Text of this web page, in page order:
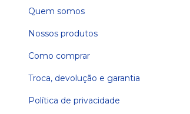
Quem somos
Nossos produtos
Como comprar
Troca, devolução e garantia
Política de privacidade